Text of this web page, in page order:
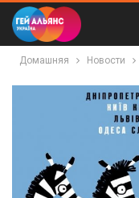
Домашняя Новости